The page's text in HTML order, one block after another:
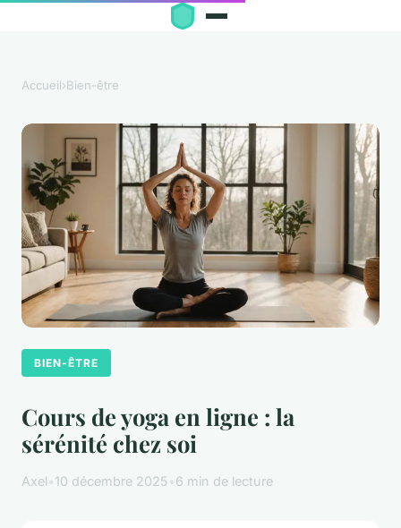
Accueil›Bien-être
BIEN-ÊTRE
Cours de yoga en ligne : la
sérénité chez soi
Axel•10 décembre 2025•6 min de lecture